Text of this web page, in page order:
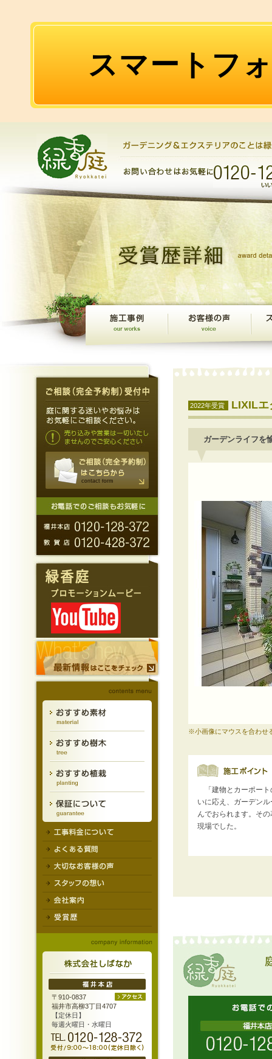
スマートフ
2022年受賞 LIXILエ
ガーデンライフを
※小画像にマウスを合わせ
「建物とカーポー
いに応え、ガーデン
んでおられます。そ
現場でした。
〒910-0837
福井市高柳3丁目4707
【定休日】
毎週火曜日・水曜日